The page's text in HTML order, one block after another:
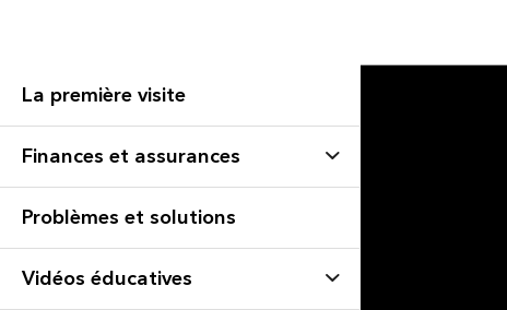
La première visite
Finances et assurances
Problèmes et solutions
Vidéos éducatives